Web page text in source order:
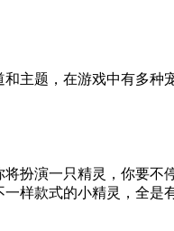
主题，在游戏中有多
扮演一只精灵，你要
样款式的小精灵，全